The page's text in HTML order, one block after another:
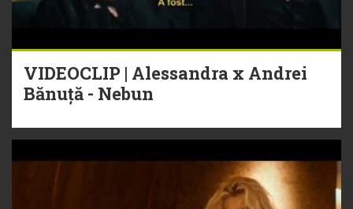
VIDEOCLIP | Alessandra x Andrei
Bănuță - Nebun